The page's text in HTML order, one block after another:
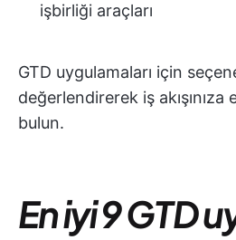
işbirliği araçları
GTD uygulamaları için
değerlendirerek iş akışınıza
bulun.
En iyi 9 GTD